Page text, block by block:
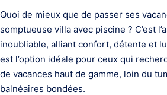
Quoi de mieux que de passer ses
somptueuse villa avec piscine ? C’est
inoubliable, alliant confort, détente et
est l’option idéale pour ceux qui
de vacances haut de gamme, loin du
balnéaires bondées.